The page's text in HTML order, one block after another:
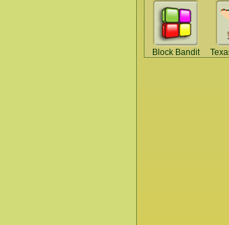
Block Bandit